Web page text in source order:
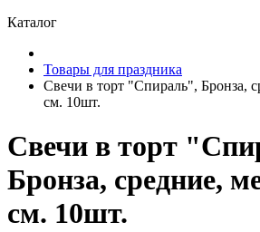
Каталог
Товары для праздника
Свечи в торт "Спираль", Бронза,
см. 10шт.
Свечи в торт
Бронза, средние,
см. 10шт.